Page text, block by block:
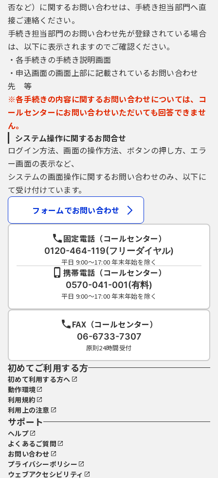
否など）に関するお問い合わせは、手続き担当部門へ直
接ご連絡ください。
手続き担当部門のお問い合わせ先が登録されている場合
は、以下に表示されますのでご確認ください。
・各手続きの手続き説明画面
・申込画面の画面上部に記載されているお問い合わせ
先 等
※各手続きの内容に関するお問い合わせについては、コ
ールセンターにお問い合わせいただいても回答できませ
ん。
システム操作に関するお問合せ
ログイン方法、画面の操作方法、ボタンの押し方、エラ
ー画面の表示など、
システムの画面操作に関するお問い合わせのみ、以下に
て受け付けています。
フォームでお問い合わせ
固定電話（コールセンター）
0120-464-119(フリーダイヤル)
平日 9:00～17:00 年末年始を除く
携帯電話（コールセンター）
0570-041-001(有料)
平日 9:00～17:00 年末年始を除く
FAX（コールセンター）
06-6733-7307
原則24時間受付
初めてご利用する方
初めて利用する方へ
動作環境
利用規約
利用上の注意
サポート
ヘルプ
よくあるご質問
お問い合わせ
プライバシーポリシー
ウェブアクセシビリティ